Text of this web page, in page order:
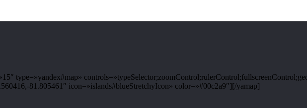
type=»yandex#map»
81.805461″ icon=»islands#blueStretchyIcon» color=»#00c2a9″][/yamap]